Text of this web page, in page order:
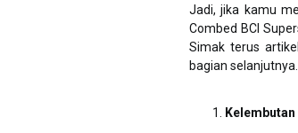
Jadi, jika kamu
Combed BCI
Simak terus
bagian selanjutnya.